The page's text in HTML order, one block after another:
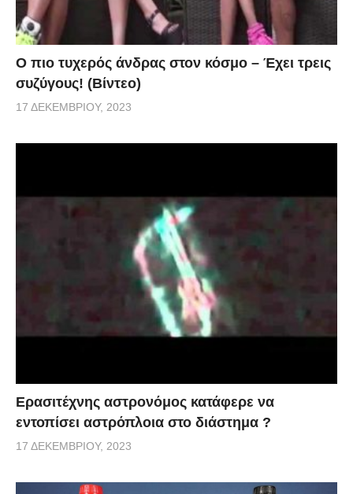
Ο πιο τυχερός άνδρας στον κόσμο – Έχει τρεις
συζύγους! (Βίντεο)
17 ΔΕΚΕΜΒΡΊΟΥ, 2023
Ερασιτέχνης αστρονόμος κατάφερε να
εντοπίσει αστρόπλοια στο διάστημα ?
17 ΔΕΚΕΜΒΡΊΟΥ, 2023